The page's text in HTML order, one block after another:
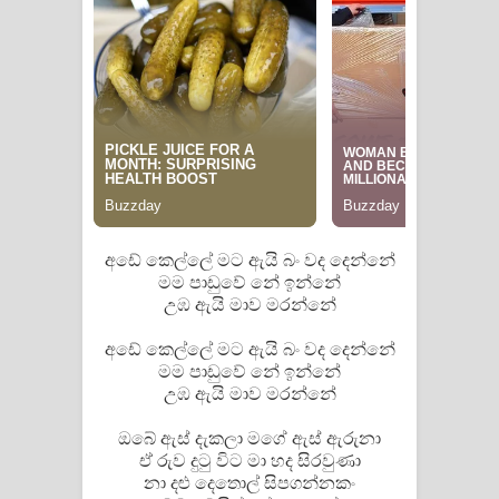
Manobhawa Song Lyrics - මනෝභව
ගීතයේ පද පෙළ
ඉඳලා ගීතයේ පද පෙළ
Raawaya Song Lyrics - රාවය ගීතයේ
පද පෙළ
Saddeta Denna Song Lyrics - සද්දෙට
දෙන්න ගීතයේ පද පෙළ
පෙළ
අඩේ කෙල්ලේ මට ඇයි බං වද දෙන්නේ
මම පාඩුවේ නේ ඉන්නේ
උඹ ඇයි මාව මරන්නේ
අඩේ කෙල්ලේ මට ඇයි බං වද දෙන්නේ
මම පාඩුවේ නේ ඉන්නේ
උඹ ඇයි මාව මරන්නේ
ඔබේ ඇස් දැකලා මගේ ඇස් ඇරුනා
ඒ රුව දුටු විට මා හද සිරවුණා
නා දළු දෙතොල් සිපගන්නකං